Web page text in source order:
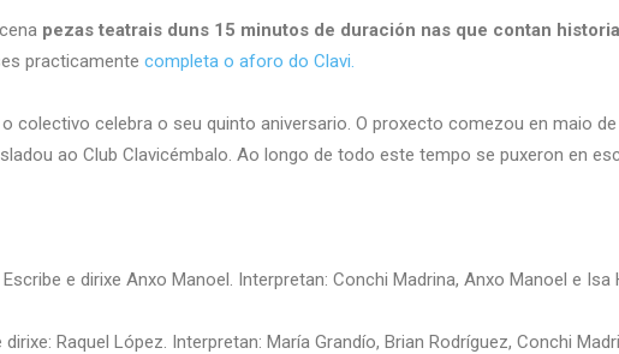
pezas teatrais duns 15 minutos de duración nas que contan
practicamente completa o aforo do Clavi.
colectivo celebra o seu quinto aniversario. O proxecto comezou en maio
ao Club Clavicémbalo. Ao longo de todo este tempo se puxeron en
Escribe e dirixe Anxo Manoel. Interpretan: Conchi Madrina, Anxo Manoel e Isa
dirixe: Raquel López. Interpretan: María Grandío, Brian Rodríguez, Conchi